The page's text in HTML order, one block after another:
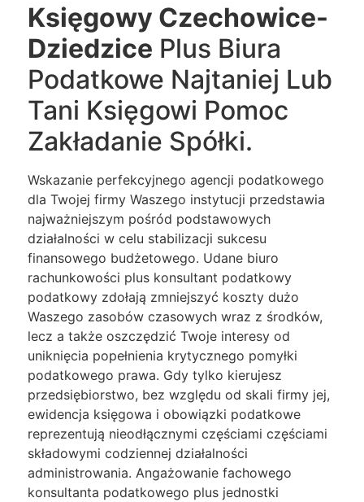
Księgowy Czechowice-
Dziedzice Plus Biura
Podatkowe Najtaniej Lub
Tani Księgowi Pomoc
Zakładanie Spółki.
Wskazanie perfekcyjnego agencji podatkowego
dla Twojej firmy Waszego instytucji przedstawia
najważniejszym pośród podstawowych
działalności w celu stabilizacji sukcesu
finansowego budżetowego. Udane biuro
rachunkowości plus konsultant podatkowy
podatkowy zdołają zmniejszyć koszty dużo
Waszego zasobów czasowych wraz z środków,
lecz a także oszczędzić Twoje interesy od
uniknięcia popełnienia krytycznego pomyłki
podatkowego prawa. Gdy tylko kierujesz
przedsiębiorstwo, bez względu od skali firmy jej,
ewidencja księgowa i obowiązki podatkowe
reprezentują nieodłącznymi częściami częściami
składowymi codziennej działalności
administrowania. Angażowanie fachowego
konsultanta podatkowego plus jednostki